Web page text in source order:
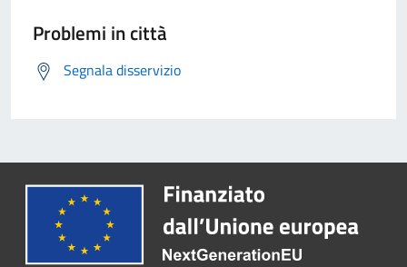
Problemi in città
Segnala disservizio